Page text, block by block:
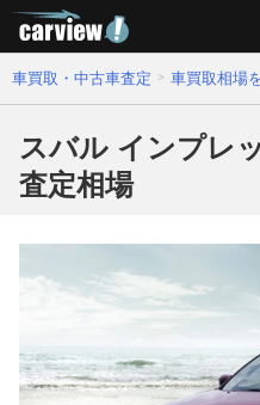
車買取・中古車査定 車買取相場
スバル インプレ
査定相場